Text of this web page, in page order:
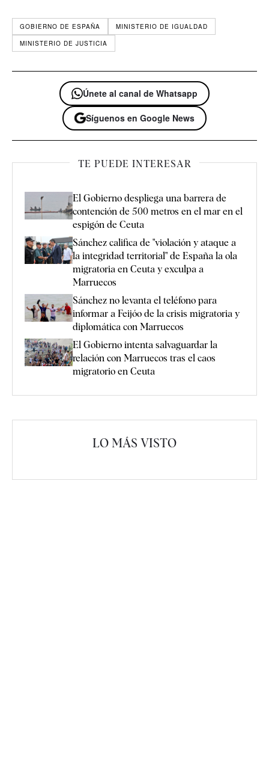
GOBIERNO DE ESPAÑA
MINISTERIO DE IGUALDAD
MINISTERIO DE JUSTICIA
Únete al canal de Whatsapp
Síguenos en Google News
TE PUEDE INTERESAR
El Gobierno despliega una barrera de
contención de 500 metros en el mar en el
espigón de Ceuta
Sánchez califica de "violación y ataque a
la integridad territorial" de España la ola
migratoria en Ceuta y exculpa a
Marruecos
Sánchez no levanta el teléfono para
informar a Feijóo de la crisis migratoria y
diplomática con Marruecos
El Gobierno intenta salvaguardar la
relación con Marruecos tras el caos
migratorio en Ceuta
LO MÁS VISTO